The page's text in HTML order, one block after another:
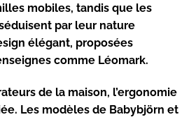
mobiles, tandis que les
par leur nature
élégant, proposées
comme Léomark.
de la maison, l’ergonomie
Les modèles de Babybjörn et